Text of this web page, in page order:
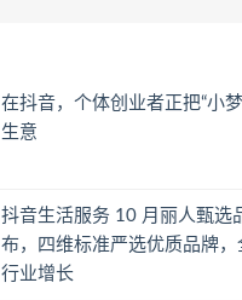
在抖音，个体创业者正把“小
生意
抖音生活服务 10 月丽人甄选
布，四维标准严选优质品牌，
行业增长